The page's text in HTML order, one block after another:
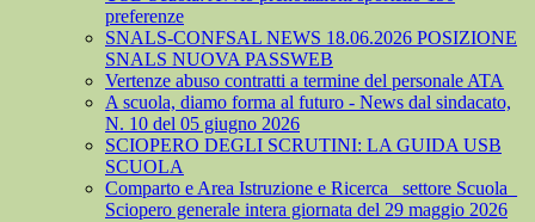
preferenze
SNALS-CONFSAL NEWS 18.06.2026 POSIZIONE
SNALS NUOVA PASSWEB
Vertenze abuso contratti a termine del personale ATA
A scuola, diamo forma al futuro - News dal sindacato,
N. 10 del 05 giugno 2026
SCIOPERO DEGLI SCRUTINI: LA GUIDA USB
SCUOLA
Comparto e Area Istruzione e Ricerca_ settore Scuola_
Sciopero generale intera giornata del 29 maggio 2026